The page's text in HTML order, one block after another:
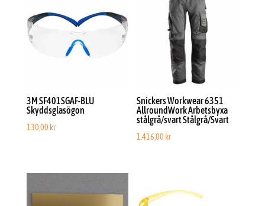
3M SF401SGAF-BLU
Skyddsglasögon
130,00 kr
Snickers Workwear 6351
AllroundWork Arbetsbyxa
stålgrå/svart Stålgrå/Svart
1.416,00 kr